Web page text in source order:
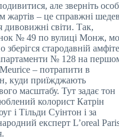
але зверніть
жартів – це справжні
дивовижні світи. Так,
№ 49 по вулиці Монж,
стародавній
№ 128 на
– потрапити в
куди приїжджають
масштабу. Тут задає тон
колорист Катрін
і Тільди Суінтон і за
експерт L’oreal